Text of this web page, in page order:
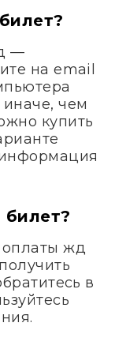
—
на email
чем
купить
оплаты жд
в